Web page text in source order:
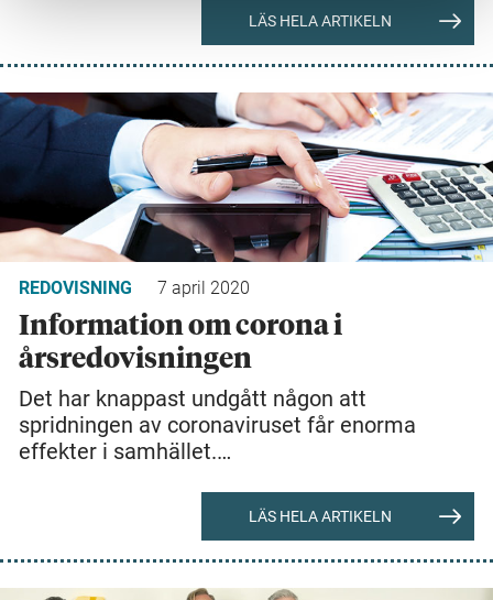
LÄS HELA ARTIKELN
REDOVISNING 7 april 2020
Information om corona i
årsredovisningen
Det har knappast undgått någon att
spridningen av coronaviruset får enorma
effekter i samhället.…
LÄS HELA ARTIKELN